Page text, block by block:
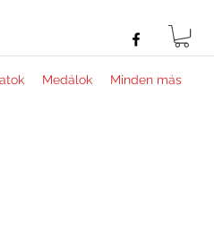
Medálok Minden más